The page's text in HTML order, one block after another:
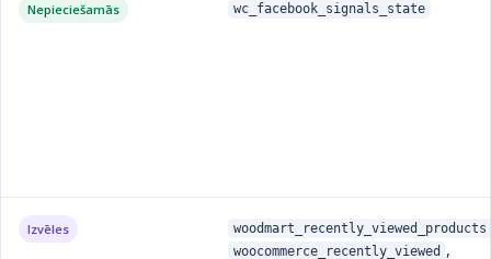
Nepieciešamās wc_facebook_signals_state
Izvēles
woodmart_recently_viewed_products
woocommerce_recently_viewed ,